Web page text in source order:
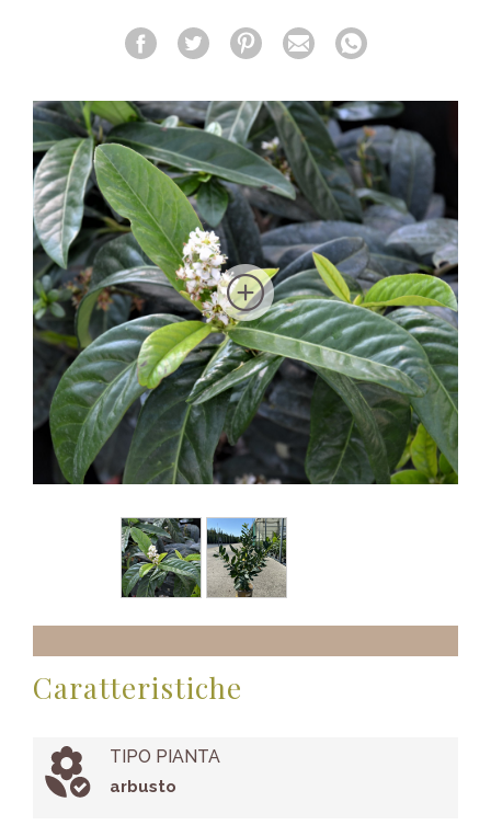
Caratteristiche
TIPO PIANTA
arbusto